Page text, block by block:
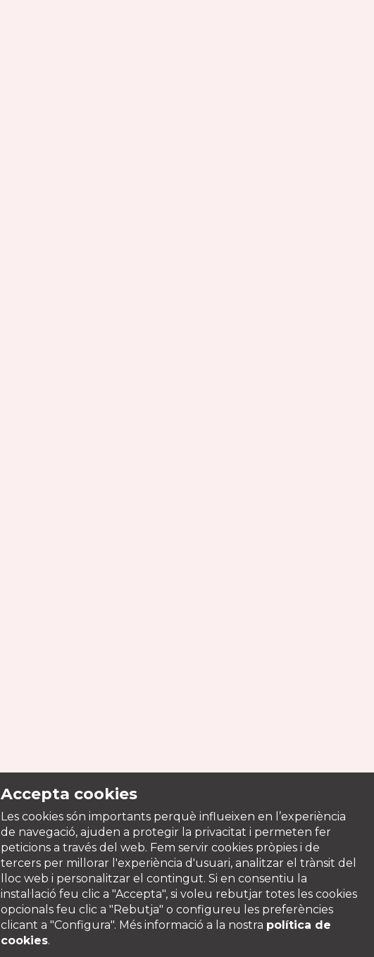
Accepta cookies
Les cookies són importants perquè influeixen en l’experiència
de navegació, ajuden a protegir la privacitat i permeten fer
peticions a través del web. Fem servir cookies pròpies i de
tercers per millorar l'experiència d'usuari, analitzar el trànsit del
lloc web i personalitzar el contingut. Si en consentiu la
instal·lació feu clic a "Accepta", si voleu rebutjar totes les cookies
opcionals feu clic a "Rebutja" o configureu les preferències
clicant a "Configura". Més informació a la nostra política de
cookies.